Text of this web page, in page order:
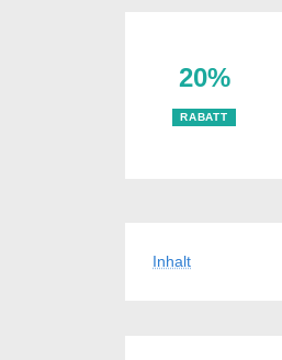
20%
RABATT
Inhalt